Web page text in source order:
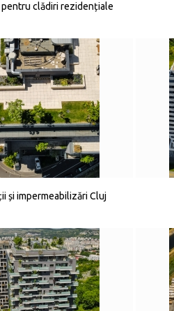
clădiri rezidențiale
și impermeabilizări Cluj